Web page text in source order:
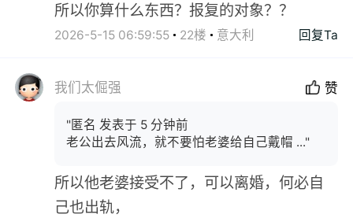
所以你算什么东西？报复的对象？？
2026-5-15 06:59:55 22楼 意大利 回复Ta
我们太倔强 赞
"匿名 发表于 5 分钟前
老公出去风流，就不要怕老婆给自己戴帽 ..."
所以他老婆接受不了，可以离婚，何必自
己也出轨，